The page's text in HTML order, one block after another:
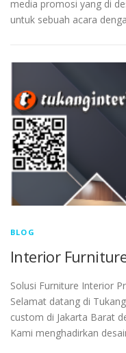
media promosi yang di
untuk sebuah acara
BLOG
Interior
Solusi Furniture Interior
Selamat datang di
custom di Jakarta Barat
Kami menghadirkan